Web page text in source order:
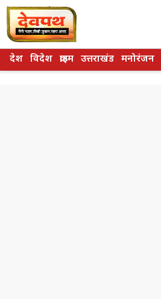
Skip
to
content
देश विदेश क्राइम उत्तराखंड मनोरंजन